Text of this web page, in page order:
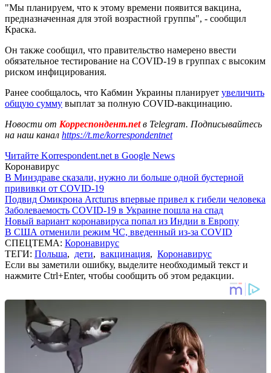
"Мы планируем, что к этому времени появится вакцина,
предназначенная для этой возрастной группы", - сообщил
Краска.
Он также сообщил, что правительство намерено ввести
обязательное тестирование на COVID-19 в группах с высоким
риском инфицирования.
Ранее сообщалось, что Кабмин Украины планирует увеличить
общую сумму выплат за полную COVID-вакцинацию.
Новости от Корреспондент.netв Telegram. Подписывайтесь
на наш канал https://t.me/korrespondentnet
Читайте Korrespondent.net в Google News
Коронавирус
В Минздраве сказали, нужно ли больше одной бустерной
прививки от COVID-19
Подвид Омикрона Arcturus впервые привел к гибели человека
Заболеваемость COVID-19 в Украине пошла на спад
Новый вариант коронавируса попал из Индии в Европу
В США отменили режим ЧС, введенный из-за COVID
СПЕЦТЕМА: Коронавирус
ТЕГИ: Польша, дети, вакцинация, Коронавирус
Если вы заметили ошибку, выделите необходимый текст и
нажмите Ctrl+Enter, чтобы сообщить об этом редакции.